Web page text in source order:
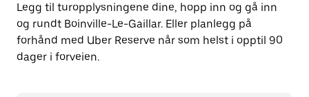
Legg til turopplysningene dine, hopp inn og gå inn
og rundt Boinville-Le-Gaillar. Eller planlegg på
forhånd med Uber Reserve når som helst i opptil 90
dager i forveien.